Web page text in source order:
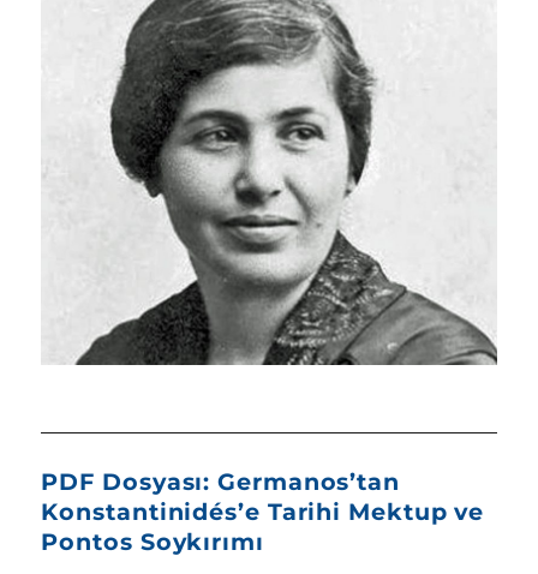
PDF Dosyası: Germanos’tan
Konstantinidés’e Tarihi Mektup ve
Pontos Soykırımı